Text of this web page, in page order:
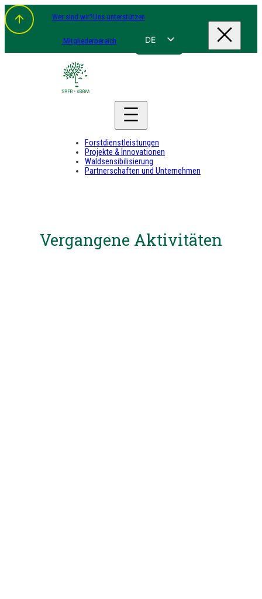
Wer sind wir?Uns unterstützen
Mitgliederbereich DE
Forstdienstleistungen
Projekte & Innovationen
Waldsensibilisierung
Partnerschaften und Unternehmen
Vergangene Aktivitäten